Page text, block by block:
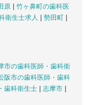
原
竹ヶ鼻町の歯科医
衛生士求人 勢田町
市の歯科医師・歯科衛
阪市の歯科医師・歯科
歯科衛生士 志摩市